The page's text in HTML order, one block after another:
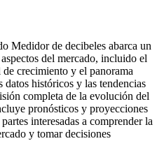
Medidor de decibeles abarca un
del mercado, incluido el
crecimiento y el panorama
históricos y las tendencias
completa de la evolución del
pronósticos y proyecciones
interesadas a comprender la
y tomar decisiones